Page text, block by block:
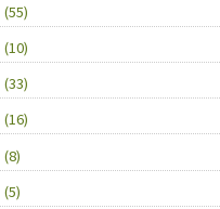
(55)
(10)
(33)
(16)
(8)
(5)